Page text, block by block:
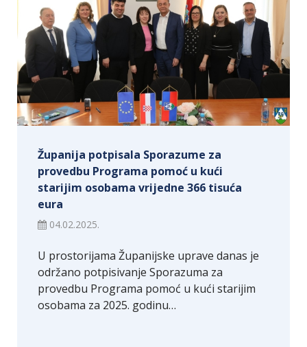
Županija potpisala Sporazume za
provedbu Programa pomoć u kući
starijim osobama vrijedne 366 tisuća
eura
04.02.2025.
U prostorijama Županijske uprave danas je
održano potpisivanje Sporazuma za
provedbu Programa pomoć u kući starijim
osobama za 2025. godinu…